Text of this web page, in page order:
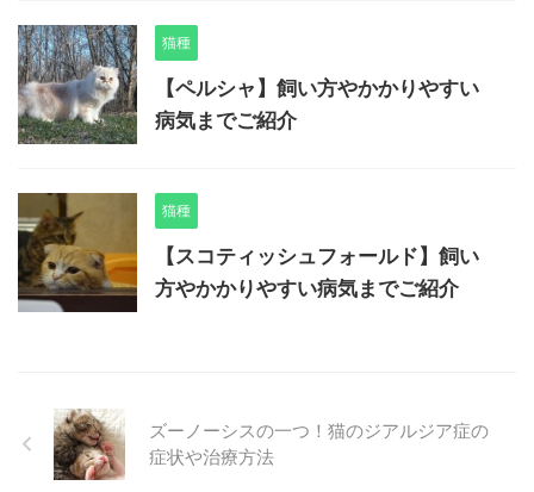
猫種
【ペルシャ】飼い方やかかりやすい
病気までご紹介
猫種
【スコティッシュフォールド】飼い
方やかかりやすい病気までご紹介
ズーノーシスの一つ！猫のジアルジア症の
症状や治療方法